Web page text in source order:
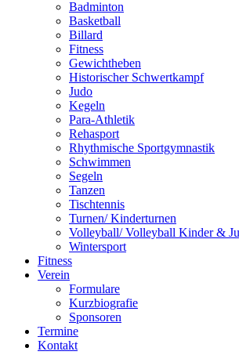
Badminton
Basketball
Billard
Fitness
Gewichtheben
Historischer Schwertkampf
Judo
Kegeln
Para-Athletik
Rehasport
Rhythmische Sportgymnastik
Schwimmen
Segeln
Tanzen
Tischtennis
Turnen/ Kinderturnen
Volleyball/ Volleyball Kinder &
Wintersport
Fitness
Verein
Formulare
Kurzbiografie
Sponsoren
Termine
Kontakt